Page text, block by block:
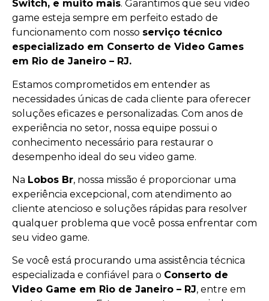
Switch, e muito mais. Garantimos que seu video
game esteja sempre em perfeito estado de
funcionamento com nosso serviço técnico
especializado em Conserto de Video Games
em Rio de Janeiro – RJ.
Estamos comprometidos em entender as
necessidades únicas de cada cliente para oferecer
soluções eficazes e personalizadas. Com anos de
experiência no setor, nossa equipe possui o
conhecimento necessário para restaurar o
desempenho ideal do seu video game.
Na Lobos Br, nossa missão é proporcionar uma
experiência excepcional, com atendimento ao
cliente atencioso e soluções rápidas para resolver
qualquer problema que você possa enfrentar com
seu video game.
Se você está procurando uma assistência técnica
especializada e confiável para o Conserto de
Video Game em Rio de Janeiro – RJ, entre em